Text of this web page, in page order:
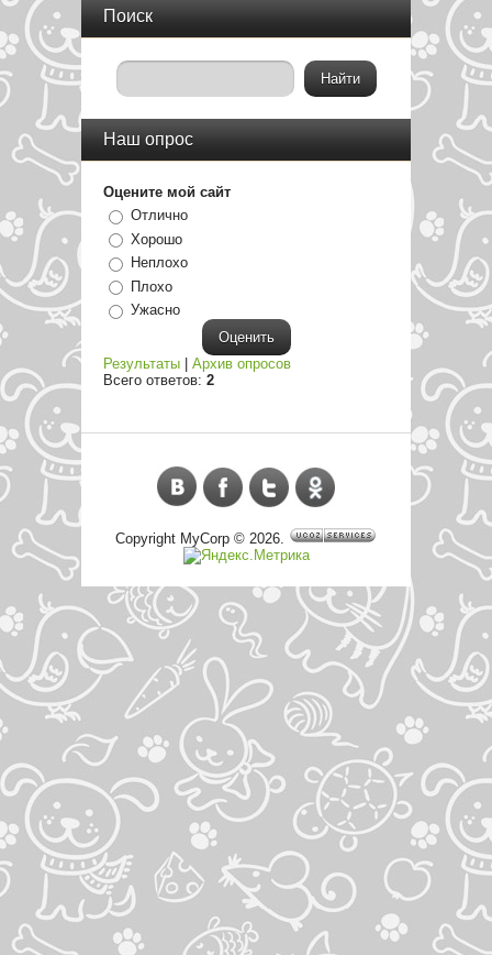
Поиск
Наш опрос
Оцените мой сайт
Отлично
Хорошо
Неплохо
Плохо
Ужасно
Результаты
Архив опросов
Всего ответов: 2
Copyright MyCorp © 2026